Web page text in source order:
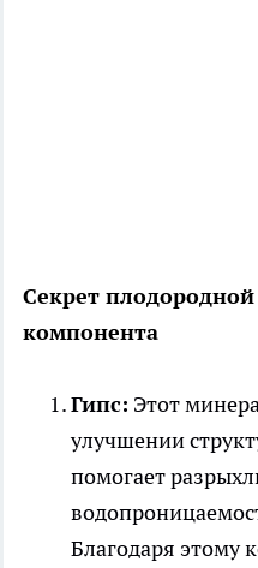
Секрет
компонента
Гипс: Этот
улучшении
помогает
Благодаря этому